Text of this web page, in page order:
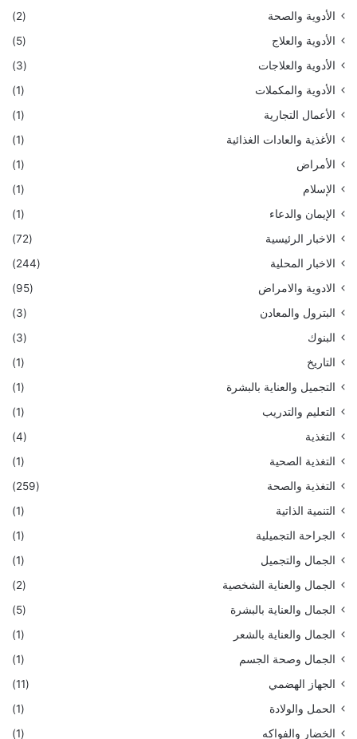
الأدوية والصحة
(2)
الأدوية والعلاج
(5)
الأدوية والعلاجات
(3)
الأدوية والمكملات
(1)
الأعمال التجارية
(1)
الأغذية والعادات الغذائية
(1)
الأمراض
(1)
الإسلام
(1)
الإيمان والدعاء
(1)
الاخبار الرئيسية
(72)
الاخبار المحلية
(244)
الادوية والامراض
(95)
البترول والمعادن
(3)
البنوك
(3)
التاريخ
(1)
التجميل والعناية بالبشرة
(1)
التعليم والتدريب
(1)
التغذية
(4)
التغذية الصحية
(1)
التغذية والصحة
(259)
التنمية الذاتية
(1)
الجراحة التجميلية
(1)
الجمال والتجميل
(1)
الجمال والعناية الشخصية
(2)
الجمال والعناية بالبشرة
(5)
الجمال والعناية بالشعر
(1)
الجمال وصحة الجسم
(1)
الجهاز الهضمي
(11)
الحمل والولادة
(1)
الخضار والفواكه
(1)